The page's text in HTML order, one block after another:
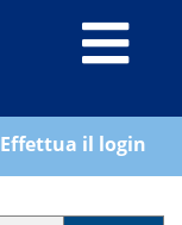
Effettua il login